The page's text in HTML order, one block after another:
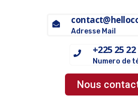
Adresse Mail
+225 25
Numero de
Nous